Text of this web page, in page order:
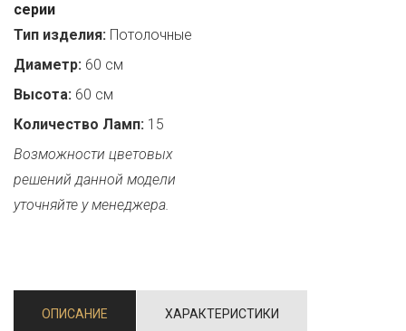
серии
Тип изделия: Потолочные
Диаметр: 60 см
Высота: 60 см
Количество Ламп: 15
Возможности цветовых
решений данной модели
уточняйте у менеджера.
ОПИСАНИЕ ХАРАКТЕРИСТИКИ